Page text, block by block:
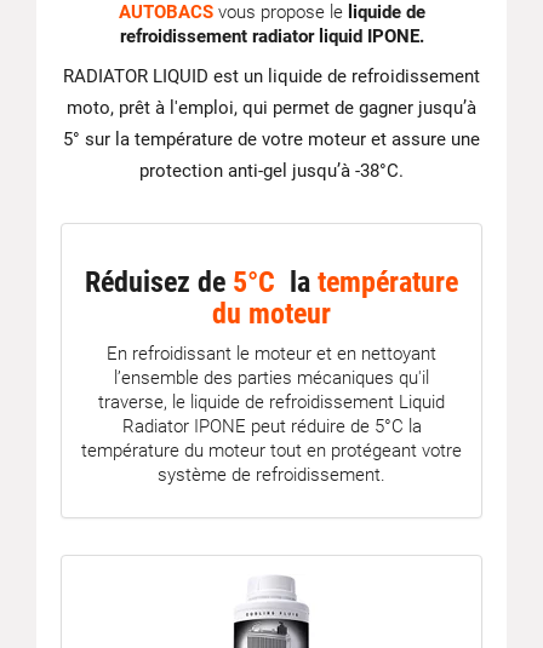
AUTOBACSvous propose le liquide de
refroidissement radiator liquid IPONE.
RADIATOR LIQUID est un liquide de refroidissement
moto, prêt à l'emploi, qui permet de gagner jusqu’à
5° sur la température de votre moteur et assure une
protection anti-gel jusqu’à -38°C.
Réduisez de 5°C la température
du moteur
En refroidissant le moteur et en nettoyant
l’ensemble des parties mécaniques qu'il
traverse, le liquide de refroidissement Liquid
Radiator IPONE peut réduire de 5°C la
température du moteur tout en protégeant votre
système de refroidissement.